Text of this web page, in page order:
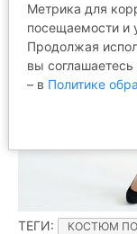
ТЕГИ:
КОСТЮМ
Метрика для
посещаемости и
Продолжая
вы
– в Политике